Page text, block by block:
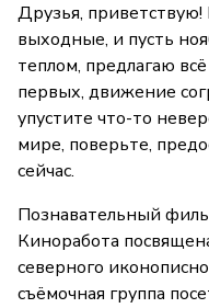
Друзья,
выходные, и пусть
теплом, предлагаю
первых, движение
упустите что-то
мире, поверьте,
сейчас.
Познавательный
Киноработа
северного
съёмочная группа